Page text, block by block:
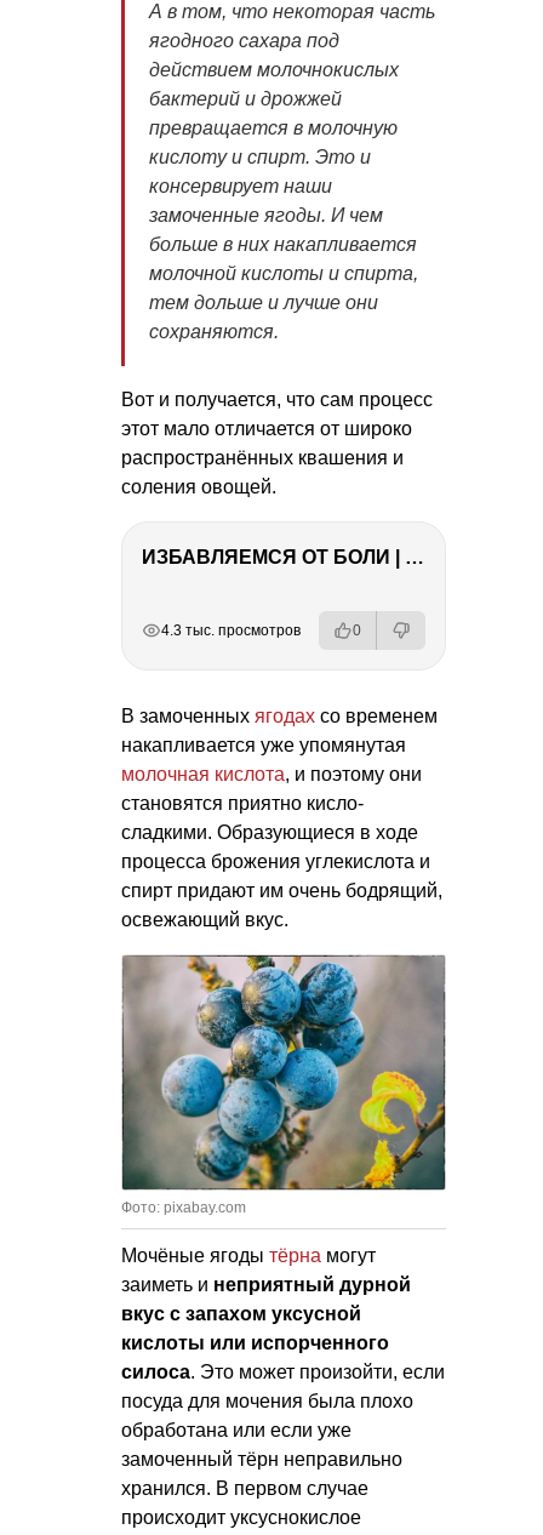
А в том, что некоторая часть
ягодного сахара под
действием молочнокислых
бактерий и дрожжей
превращается в молочную
кислоту и спирт. Это и
консервирует наши
замоченные ягоды. И чем
больше в них накапливается
молочной кислоты и спирта,
тем дольше и лучше они
сохраняются.
Вот и получается, что сам процесс
этот мало отличается от широко
распространённых квашения и
соления овощей.
ИЗБАВЛЯЕМСЯ ОТ БОЛИ | Важность режима и питания
4.3 тыс. просмотров 0
В замоченных ягодах со временем
накапливается уже упомянутая
молочная кислота, и поэтому они
становятся приятно кисло-
сладкими. Образующиеся в ходе
процесса брожения углекислота и
спирт придают им очень бодрящий,
освежающий вкус.
Фото: pixabay.com
Мочёные ягоды тёрна могут
заиметь и неприятный дурной
вкус с запахом уксусной
кислоты или испорченного
силоса. Это может произойти, если
посуда для мочения была плохо
обработана или если уже
замоченный тёрн неправильно
хранился. В первом случае
происходит уксуснокислое